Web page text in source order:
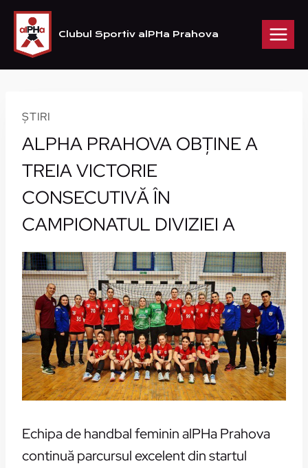
Skip
content
Clubul Sportiv alPHa Prahova
ȘTIRI
ALPHA PRAHOVA OBȚINE A
TREIA VICTORIE
CONSECUTIVĂ ÎN
CAMPIONATUL DIVIZIEI A
Echipa de handbal feminin alPHa Prahova
continuă parcursul excelent din startul